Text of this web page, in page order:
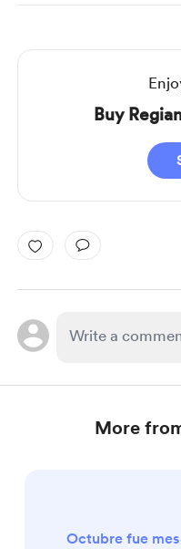
Buy
More
Octubre fue